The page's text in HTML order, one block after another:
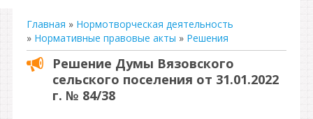
Главная » Нормотворческая деятельность
» Нормативные правовые акты » Решения
Решение Думы Вязовского
сельского поселения от 31.01.2022
г. № 84/38